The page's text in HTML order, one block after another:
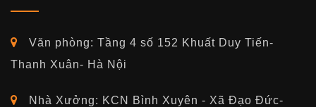
Văn phòng: Tầng 4 số 152 Khuất Duy Tiến-
Thanh Xuân- Hà Nội
Nhà Xưởng: KCN Bình Xuyên - Xã Đạo Đức-